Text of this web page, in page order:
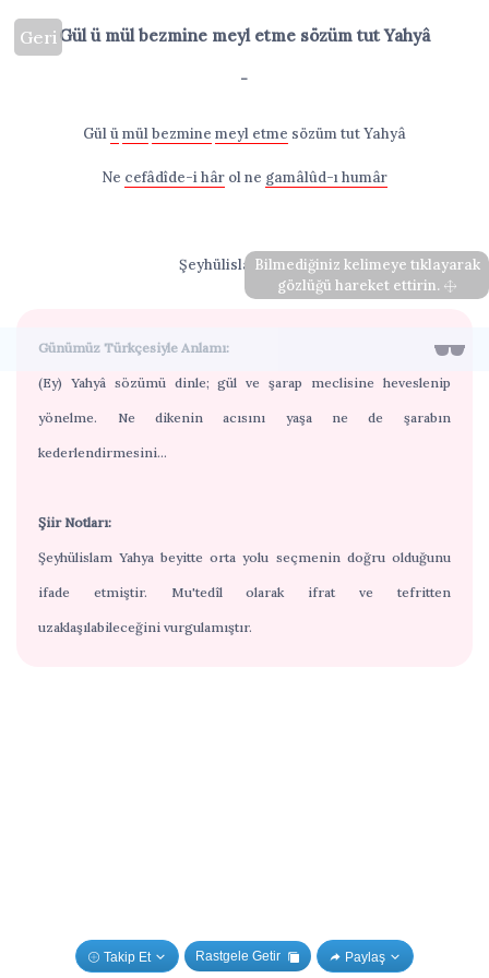
GeriGül ü mül bezmine meyl etme sözüm tut Yahyâ
-
Gülümülbezmine meyl etme sözüm tut Yahyâ
Ne cefâdîde-i hârol ne gamâlûd-ı humâr
Şeyhülislam Yahyâ
Günümüz Türkçesiyle Anlamı:
(Ey) Yahyâ sözümü dinle; gül ve şarap meclisine heveslenip
yönelme. Ne dikenin acısını yaşa ne de şarabın
kederlendirmesini...
Şiir Notları:
Şeyhülislam Yahya beyitte orta yolu seçmenin doğru olduğunu
ifade etmiştir. Mu'tedîl olarak ifrat ve tefritten
uzaklaşılabileceğini vurgulamıştır.
Takip Et Rastgele Getir Paylaş
Bilmediğiniz kelimeye tıklayarak
gözlüğü hareket ettirin.